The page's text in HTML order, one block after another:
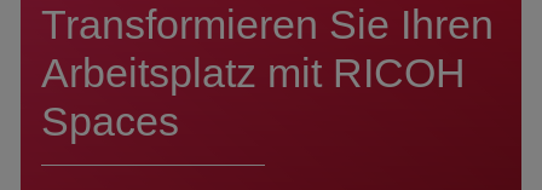
Transformieren Sie Ihren
Arbeitsplatz mit RICOH
Spaces